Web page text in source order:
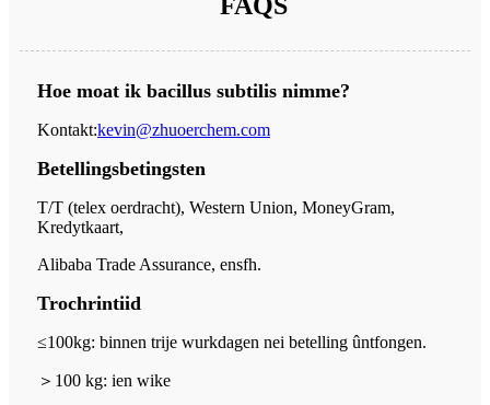
Hoe moat ik bacillus subtilis nimme?
Kontakt:kevin@zhuoerchem.com
Betellingsbetingsten
T/T (telex oerdracht), Western Union, MoneyGram,
Kredytkaart,
Alibaba Trade Assurance, ensfh.
Trochrintiid
≤100kg: binnen trije wurkdagen nei betelling ûntfongen.
＞ 100 kg: ien wike